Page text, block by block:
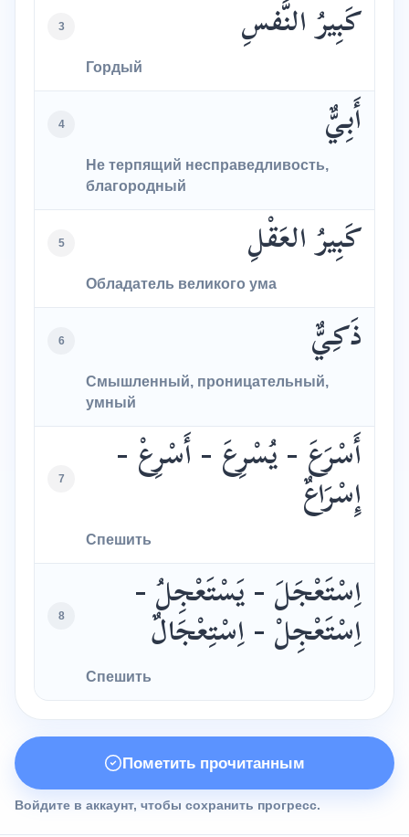
3 كَبِيرُ النَّفسِ
Гордый
4 أَبِيٌّ
Не терпящий несправедливость,
благородный
5 كَبِيرُ العَقْلِ
Обладатель великого ума
6 ذَكِيٌّ
Смышленный, проницательный,
умный
7 أَسْرَعَ - يُسْرِعَ - أَسْرِعْ -
إِسْرَاعٌ
Спешить
8 اِسْتَعْجَلَ - يَسْتَعْجِلُ -
اِسْتَعْجِلْ - اِسْتِعْجَالٌ
Спешить
Пометить прочитанным
Войдите в аккаунт, чтобы сохранить прогресс.